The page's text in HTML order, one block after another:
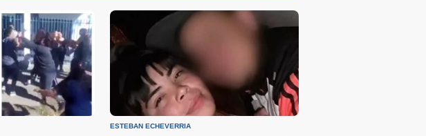
ESTEBAN ECHEVERRÍA